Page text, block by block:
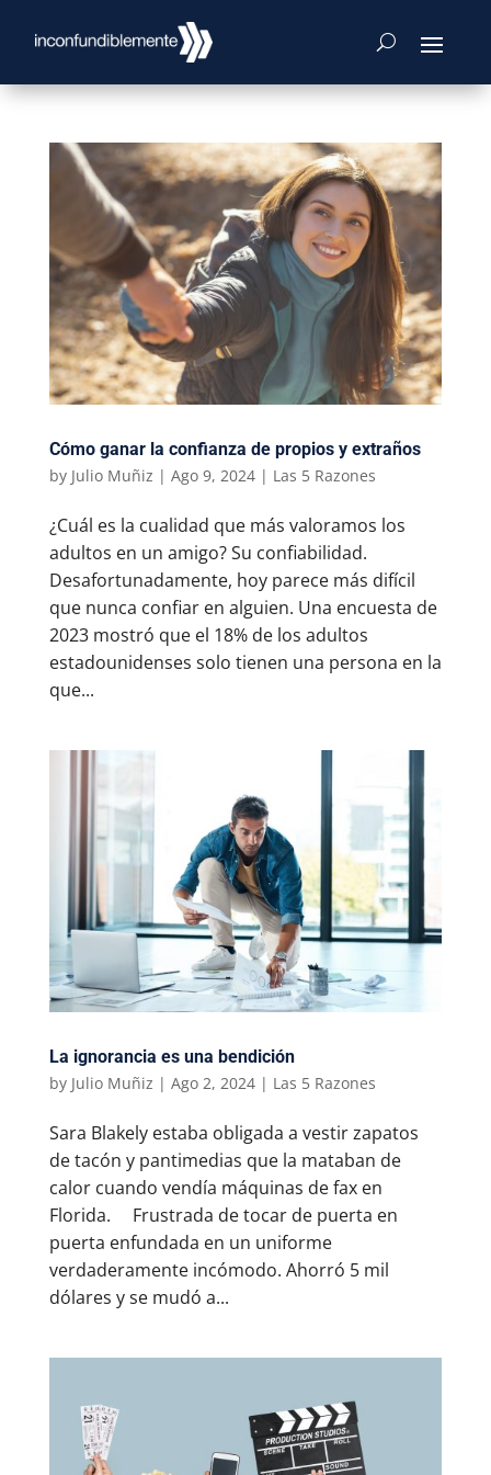
Cómo ganar la confianza de propios y extraños
by Julio Muñiz | Ago 9, 2024| Las 5 Razones
¿Cuál es la cualidad que más valoramos los
adultos en un amigo? Su confiabilidad.
Desafortunadamente, hoy parece más difícil
que nunca confiar en alguien. Una encuesta de
2023 mostró que el 18% de los adultos
estadounidenses solo tienen una persona en la
que...
La ignorancia es una bendición
by Julio Muñiz | Ago 2, 2024| Las 5 Razones
Sara Blakely estaba obligada a vestir zapatos
de tacón y pantimedias que la mataban de
calor cuando vendía máquinas de fax en
Florida. Frustrada de tocar de puerta en
puerta enfundada en un uniforme
verdaderamente incómodo. Ahorró 5 mil
dólares y se mudó a...